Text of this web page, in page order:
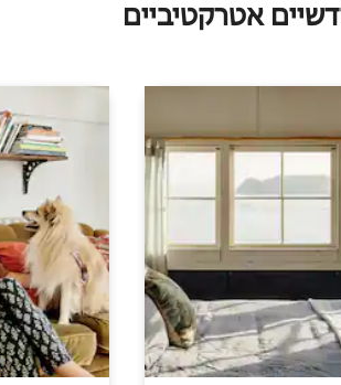
אטרקטיביים